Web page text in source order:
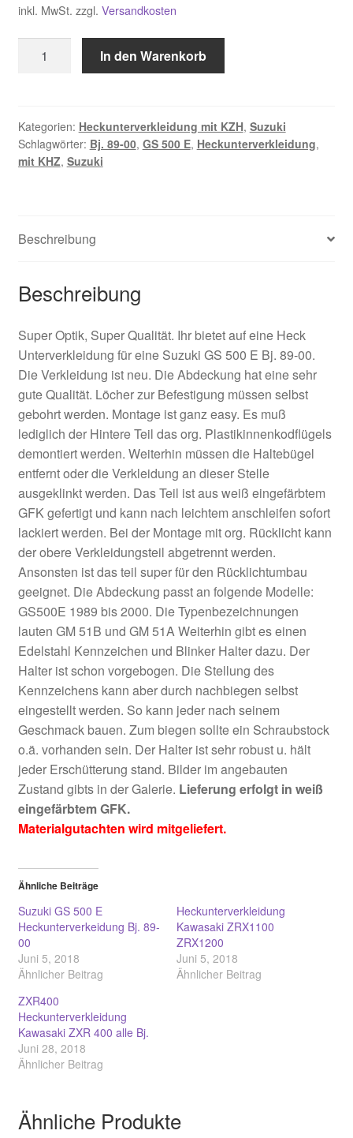
inkl. MwSt. zzgl. Versandkosten
Heckunterverkeidung
Bj.
89-
In den Warenkorb
Kategorien: Heckunterverkleidung mit KZH, Suzuki
Schlagwörter: Bj. 89-00, GS 500 E, Heckunterverkleidung,
mit KHZ, Suzuki
Beschreibung
Beschreibung
Super Optik, Super Qualität. Ihr bietet auf eine Heck
Unterverkleidung für eine Suzuki GS 500 E Bj. 89-00.
Die Verkleidung ist neu. Die Abdeckung hat eine sehr
gute Qualität. Löcher zur Befestigung müssen selbst
gebohrt werden. Montage ist ganz easy. Es muß
lediglich der Hintere Teil das org. Plastikinnenkodflügels
demontiert werden. Weiterhin müssen die Haltebügel
entfernt oder die Verkleidung an dieser Stelle
ausgeklinkt werden. Das Teil ist aus weiß eingefärbtem
GFK gefertigt und kann nach leichtem anschleifen sofort
lackiert werden. Bei der Montage mit org. Rücklicht kann
der obere Verkleidungsteil abgetrennt werden.
Ansonsten ist das teil super für den Rücklichtumbau
geeignet. Die Abdeckung passt an folgende Modelle:
GS500E 1989 bis 2000. Die Typenbezeichnungen
lauten GM 51B und GM 51A Weiterhin gibt es einen
Edelstahl Kennzeichen und Blinker Halter dazu. Der
Halter ist schon vorgebogen. Die Stellung des
Kennzeichens kann aber durch nachbiegen selbst
eingestellt werden. So kann jeder nach seinem
Geschmack bauen. Zum biegen sollte ein Schraubstock
o.ä. vorhanden sein. Der Halter ist sehr robust u. hält
jeder Erschütterung stand. Bilder im angebauten
Zustand gibts in der Galerie. Lieferung erfolgt in weiß
eingefärbtem GFK.
Materialgutachten wird mitgeliefert.
Ähnliche Beiträge
Suzuki GS 500 E
Heckunterverkeidung Bj. 89-
00
Juni 5, 2018
Ähnlicher Beitrag
Heckunterverkleidung
Kawasaki ZRX1100
ZRX1200
Juni 5, 2018
Ähnlicher Beitrag
ZXR400
Heckunterverkleidung
Kawasaki ZXR 400 alle Bj.
Juni 28, 2018
Ähnlicher Beitrag
Ähnliche Produkte